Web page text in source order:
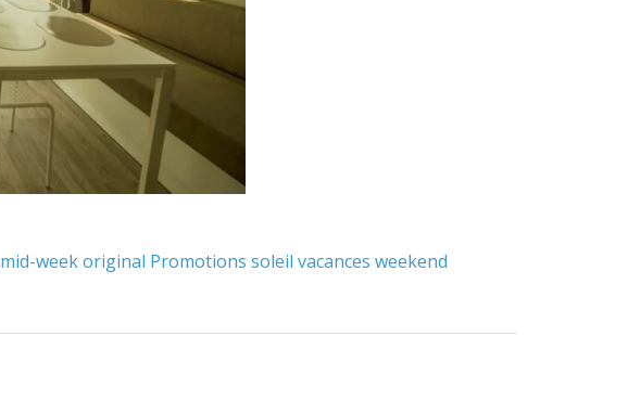
mid-weekoriginal Promotions soleil vacances weekend